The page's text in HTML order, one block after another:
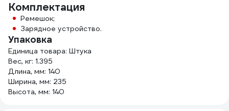
Комплектация
Ремешок;
Зарядное устройство.
Упаковка
Единица товара: Штука
Вес, кг: 1.395
Длина, мм: 140
Ширина, мм: 235
Высота, мм: 140